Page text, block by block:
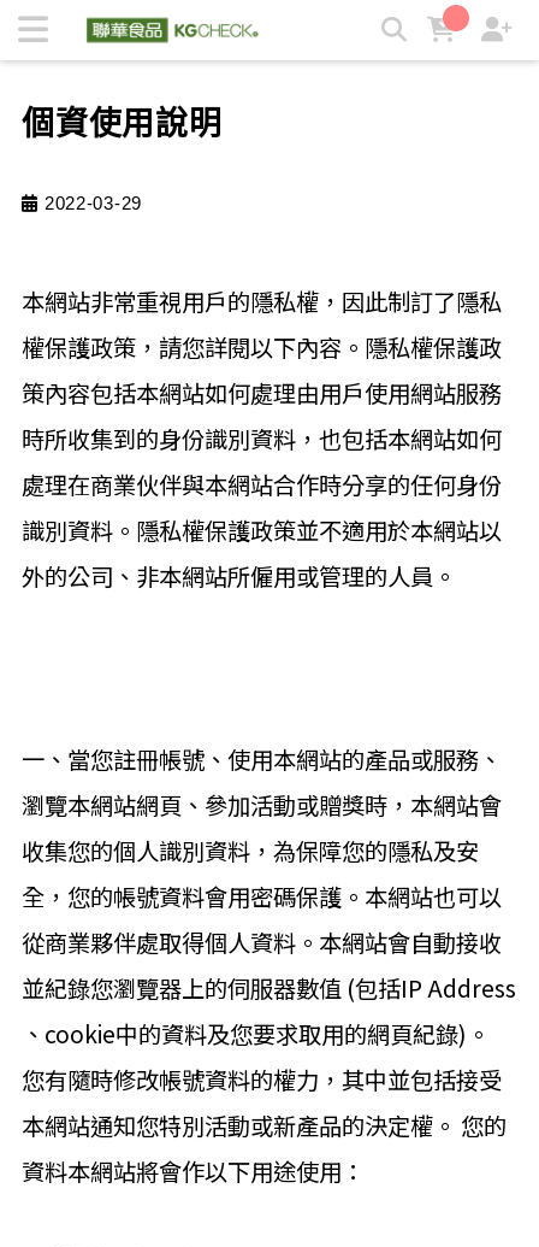
個資使用說明 | KGCHECK聯華食品生醫研究室
個資使用說明
2022-03-29
本網站非常重視用戶的隱私權，因此制訂了隱私
權保護政策，請您詳閱以下內容。隱私權保護政
策內容包括本網站如何處理由用戶使用網站服務
時所收集到的身份識別資料，也包括本網站如何
處理在商業伙伴與本網站合作時分享的任何身份
識別資料。隱私權保護政策並不適用於本網站以
外的公司、非本網站所僱用或管理的人員。
一、當您註冊帳號、使用本網站的產品或服務、
瀏覽本網站網頁、參加活動或贈獎時，本網站會
收集您的個人識別資料，為保障您的隱私及安
全，您的帳號資料會用密碼保護。本網站也可以
從商業夥伴處取得個人資料。本網站會自動接收
並紀錄您瀏覽器上的伺服器數值 (包括IP Address
、cookie中的資料及您要求取用的網頁紀錄)。
您有隨時修改帳號資料的權力，其中並包括接受
本網站通知您特別活動或新產品的決定權。 您的
資料本網站將會作以下用途使用：